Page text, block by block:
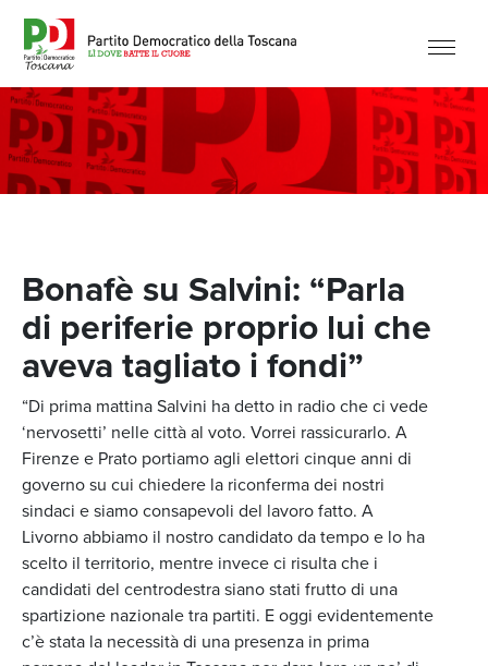
Bonafè su Salvini: “Parla
di periferie proprio lui che
aveva tagliato i fondi”
“Di prima mattina Salvini ha detto in radio che ci vede
‘nervosetti’ nelle città al voto. Vorrei rassicurarlo. A
Firenze e Prato portiamo agli elettori cinque anni di
governo su cui chiedere la riconferma dei nostri
sindaci e siamo consapevoli del lavoro fatto. A
Livorno abbiamo il nostro candidato da tempo e lo ha
scelto il territorio, mentre invece ci risulta che i
candidati del centrodestra siano stati frutto di una
spartizione nazionale tra partiti. E oggi evidentemente
c’è stata la necessità di una presenza in prima